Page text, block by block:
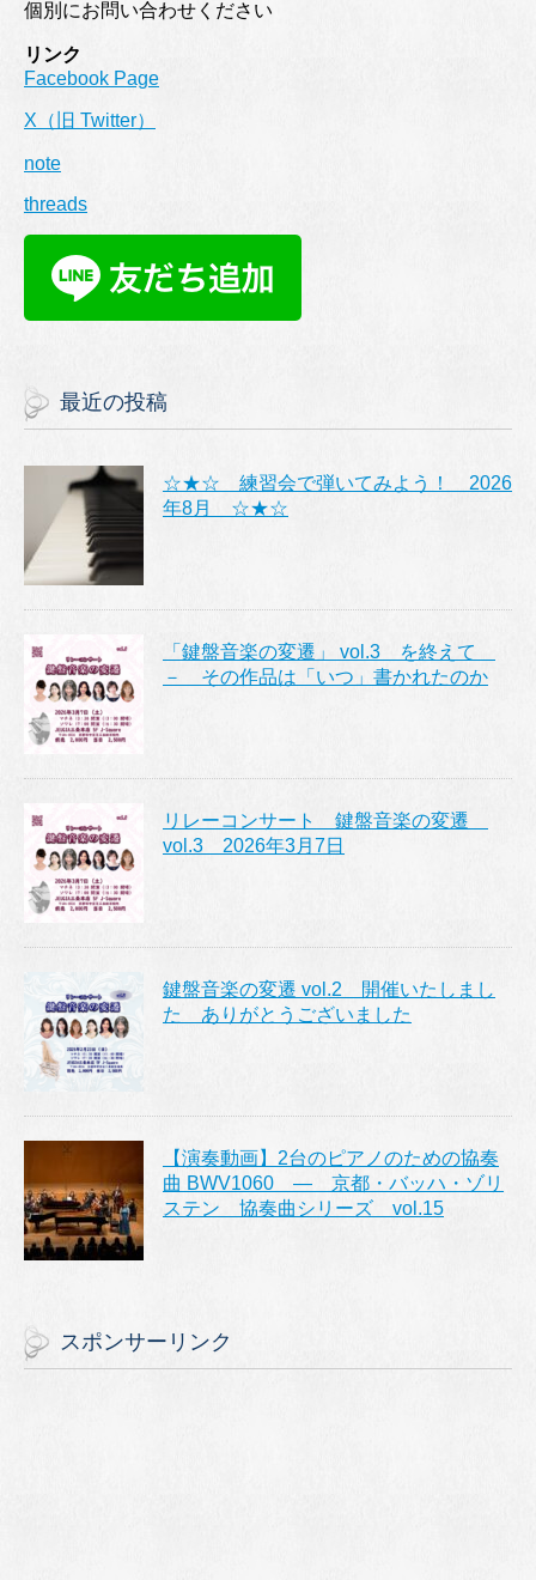
個別にお問い合わせください
リンク
Facebook Page
X（旧 Twitter）
note
threads
最近の投稿
☆★☆ 練習会で弾いてみよう！ 2026
年8月 ☆★☆
「鍵盤音楽の変遷」 vol.3 を終えて
－ その作品は「いつ」書かれたのか
リレーコンサート 鍵盤音楽の変遷
vol.3 2026年3月7日
鍵盤音楽の変遷 vol.2 開催いたしまし
た ありがとうございました
【演奏動画】2台のピアノのための協奏
曲 BWV1060 ― 京都・バッハ・ゾリ
ステン 協奏曲シリーズ vol.15
スポンサーリンク